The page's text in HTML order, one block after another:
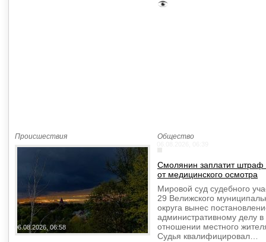
Происшествия
06.08.2026, 06:58
Общество
Смолянин заплатит штраф
от медицинского осмотра
Мировой суд судебного
29 Велижского
округа вынес
административному делу в
отношении местного
Судья квалифицировал…